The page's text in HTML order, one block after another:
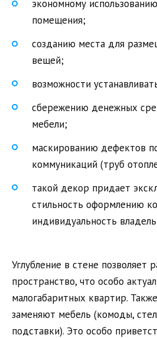
экономному
помещения;
созданию места для
вещей;
возможности
сбережению денежных
мебели;
маскированию дефектов
коммуникаций (труб
такой декор придает
стильность оформлению
индивидуальность
Углубление в стене позволяет
пространство, что особо
малогабаритных квартир.
заменяют мебель (комоды,
подставки). Это особо